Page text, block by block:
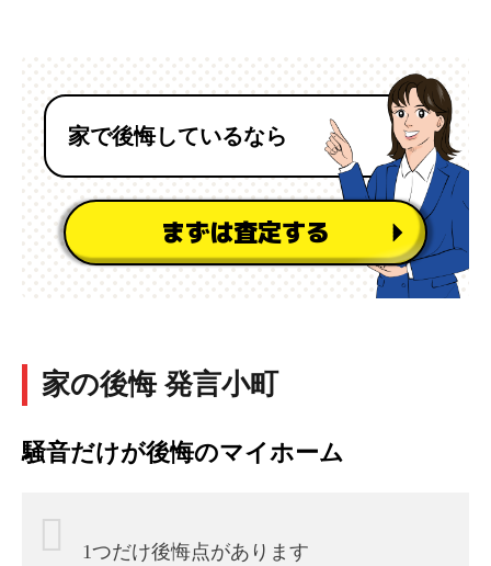
家で後悔しているなら
まずは査定する
家の後悔 発言小町
騒音だけが後悔のマイホーム
1つだけ後悔点があります